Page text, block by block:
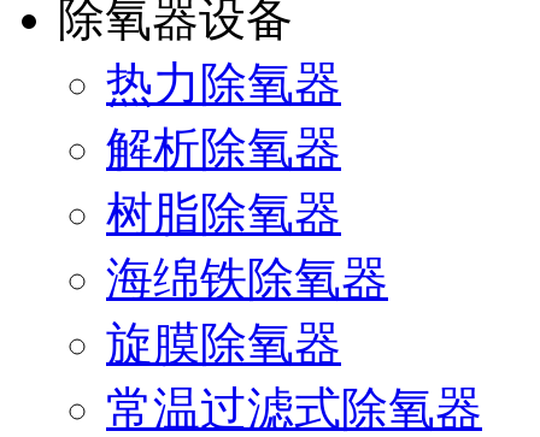
除氧器设备
热力除氧器
解析除氧器
树脂除氧器
海绵铁除氧器
旋膜除氧器
常温过滤式除氧器